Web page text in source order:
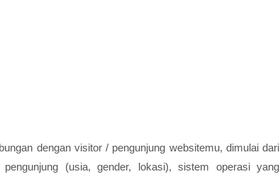
dengan visitor / pengunjung websitemu, dimulai dari
(usia, gender, lokasi), sistem operasi yang